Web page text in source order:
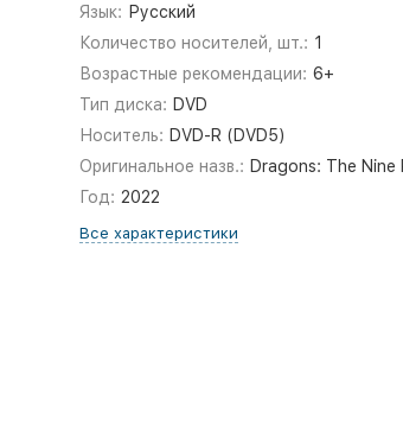
Язык: Русский
Количество носителей, шт.: 1
Возрастные рекомендации: 6+
Тип диска: DVD
Носитель: DVD-R (DVD5)
Оригинальное назв.: Dragons: The Nine
Год: 2022
Все характеристики